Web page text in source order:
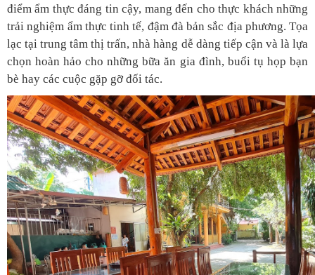
điểm ẩm thực đáng tin cậy, mang đến cho thực khách những
trải nghiệm ẩm thực tinh tế, đậm đà bản sắc địa phương. Tọa
lạc tại trung tâm thị trấn, nhà hàng dễ dàng tiếp cận và là lựa
chọn hoàn hảo cho những bữa ăn gia đình, buổi tụ họp bạn
bè hay các cuộc gặp gỡ đối tác.